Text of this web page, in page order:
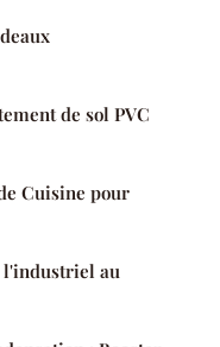
de sol PVC
Cuisine pour
l'industriel au